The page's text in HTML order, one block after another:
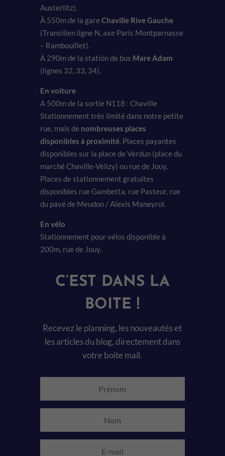
Austerlitz).
À 550m de la gare Chaville Rive Gauche
(Transilien ligne N, axe Paris Montparnasse
– Rambouillet).
À 290m de la station de bus Mare Adam
(lignes 32, 33, 34).
En voiture
A 500m de la sortie N118 : Chaville
Stationnement très limité dans notre petite
rue, mais de nombreuses places
disponibles à proximité. Places payantes
disponibles sur la place de Verdun (place du
marché Chaville-Vélizy) ou rue de Jouy.
Places de stationnement gratuites
disponibles rue Gambetta, rue Pasteur, rue
du pavé de Meudon / Alexis Maneyrol.
En vélo
Stationnement pour vélos disponible à
200m, rue de Jouy.
C’EST DANS LA
BOITE !
Recevez le planning, les nouveautés et
les articles du blog, directement dans
votre boite mail.